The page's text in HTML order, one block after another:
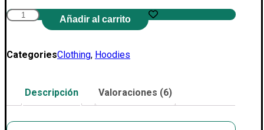
Pack
2
Añadir al carrito
CategoriesClothing, Hoodies
Descripción Valoraciones (6)